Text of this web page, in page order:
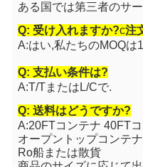
ある国では第三者のサ
Q: 受け入れますか?c注
A:はい,私たちのMOQは
Q: 支払い条件は?
A:T/TまたはL/Cで.
Q: 送料はどうですか?
A:20FTコンテナ 40FT
オープントップコンテ
Ro船または散貨